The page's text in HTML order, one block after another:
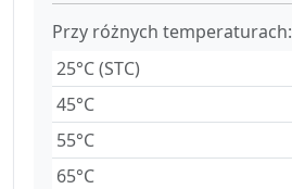
Przy różnych temperaturach:
25°C (STC)
45°C
55°C
65°C